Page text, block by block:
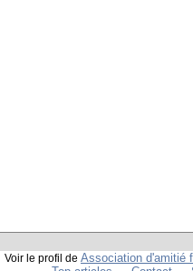
Voir le profil de Association d'amitié